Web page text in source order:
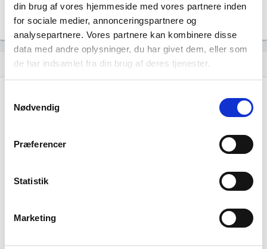
din brug af vores hjemmeside med vores partnere inden
for sociale medier, annonceringspartnere og
analysepartnere. Vores partnere kan kombinere disse
data med andre oplysninger, du har givet dem, eller som
de har indsamlet fra din brug af deres tjenester.
Nødvendig
Præferencer
Statistik
Marketing
hourglass_empty Historisk udvikling af rollerne
hourglass_full 01. januar, 2026
Brøndum Dini Holding ApS
tiltrådte som ejer 33,34 -
Attent Statsautoriseret Revisionsanpartsselskab